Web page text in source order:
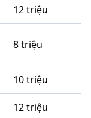
12 triệu
8 triệu
10 triệu
12 triệu